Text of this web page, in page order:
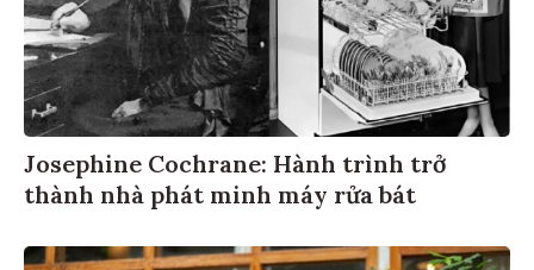
Josephine Cochrane: Hành trình trở
thành nhà phát minh máy rửa bát